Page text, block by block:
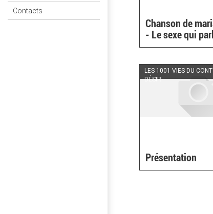
Contacts
Chanson de
- Le sexe qui
LES 1001 VIES DU
DÉSIR
Présentation